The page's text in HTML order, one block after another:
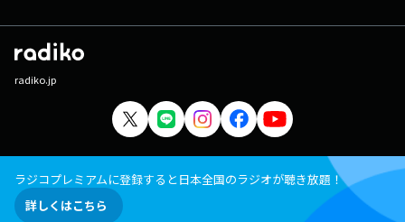
radiko.jp
ラジコプレミアムに登録すると日本全国のラジオが聴き放題！
詳しくはこちら